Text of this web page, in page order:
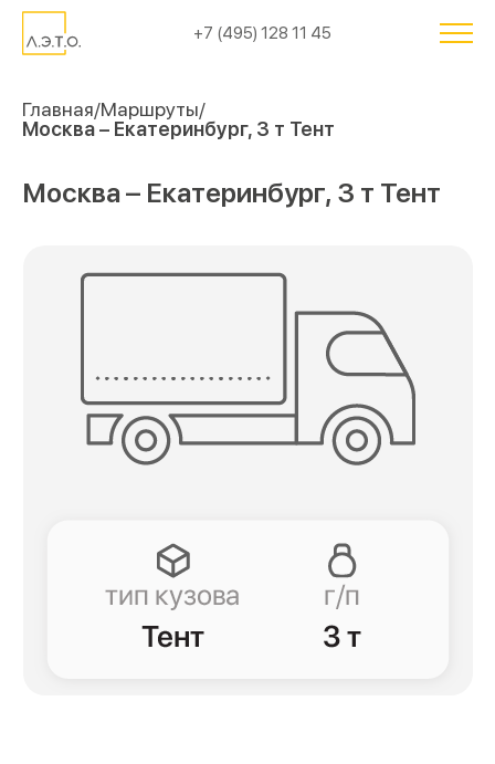
+7 (495) 128 11 45
Главная Маршруты
Москва – Екатеринбург, 3 т Тент
Москва – Екатеринбург, 3 т Тент